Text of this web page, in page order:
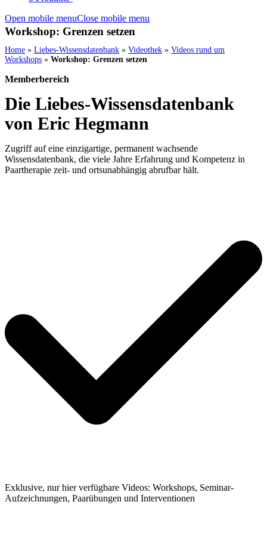
Open mobile menuClose mobile menu
Workshop: Grenzen setzen
Home » Liebes-Wissensdatenbank » Videothek » Videos rund um
Workshops » Workshop: Grenzen setzen
Memberbereich
Die Liebes-Wissensdatenbank
von Eric Hegmann
Zugriff auf eine einzigartige, permanent wachsende
Wissensdatenbank, die viele Jahre Erfahrung und Kompetenz in
Paartherapie zeit- und ortsunabhängig abrufbar hält.
Exklusive, nur hier verfügbare Videos: Workshops, Seminar-
Aufzeichnungen, Paarübungen und Interventionen